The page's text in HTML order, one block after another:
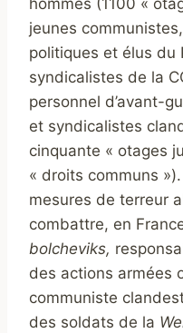
hommes (1100 «
jeunes
politiques et élus du
syndicalistes de la
personnel d’avant-
et syndicalistes
cinquante « otages
« droits communs
mesures de terreur
combattre, en
bolcheviks,
des actions armées
communiste
des soldats de la